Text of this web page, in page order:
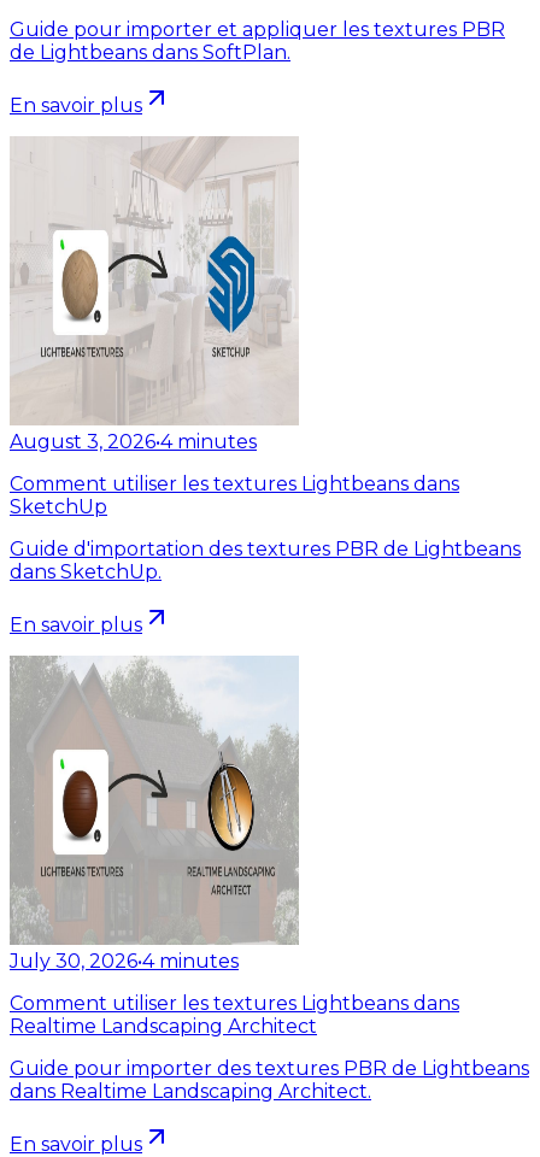
Guide pour importer et appliquer les textures PBR
de Lightbeans dans SoftPlan.
En savoir plus
August 3, 2026•4 minutes
Comment utiliser les textures Lightbeans dans
SketchUp
Guide d'importation des textures PBR de Lightbeans
dans SketchUp.
En savoir plus
July 30, 2026•4 minutes
Comment utiliser les textures Lightbeans dans
Realtime Landscaping Architect
Guide pour importer des textures PBR de Lightbeans
dans Realtime Landscaping Architect.
En savoir plus